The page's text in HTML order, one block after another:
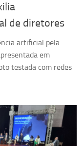
Tecnologia e Informação
Vulneráveis
de Estudos em Gestão
de diretores
artificial pela
em
testada com redes